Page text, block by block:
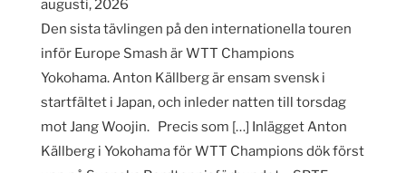
augusti, 2026
Den sista tävlingen på den internationella touren
inför Europe Smash är WTT Champions
Yokohama. Anton Källberg är ensam svensk i
startfältet i Japan, och inleder natten till torsdag
mot Jang Woojin. Precis som […] Inlägget Anton
Källberg i Yokohama för WTT Champions dök först